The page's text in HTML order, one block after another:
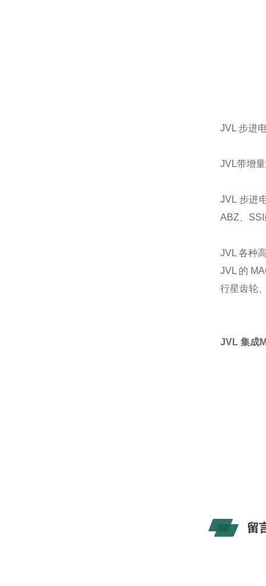
JVL 步进
JVL带增
JVL 步进
ABZ、
JVL 各种
JVL 的
行星齿轮
JVL 集成
留